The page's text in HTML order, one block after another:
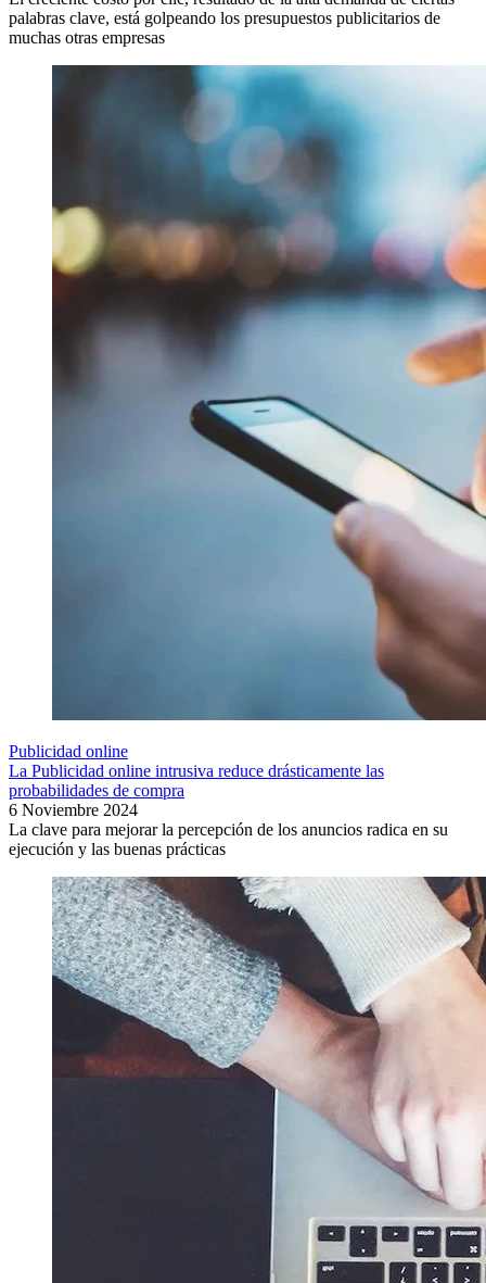
palabras clave, está golpeando los presupuestos publicitarios de
muchas otras empresas
Publicidad online
La Publicidad online intrusiva reduce drásticamente las
probabilidades de compra
6 Noviembre 2024
La clave para mejorar la percepción de los anuncios radica en su
ejecución y las buenas prácticas